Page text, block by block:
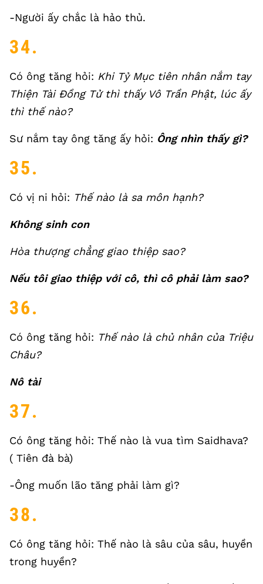
-Người ấy chắc là hảo thủ.
34.
Có ông tăng hỏi: Khi Tỷ Mục tiên nhân nắm tay
Thiện Tài Đồng Tử thì thấy Vô Trần Phật, lúc ấy
thì thế nào?
Sư nắm tay ông tăng ấy hỏi: Ông nhìn thấy gì?
35.
Có vị ni hỏi: Thế nào là sa môn hạnh?
Không sinh con
Hòa thượng chẳng giao thiệp sao?
Nếu tôi giao thiệp với cô, thì cô phải làm sao?
36.
Có ông tăng hỏi: Thế nào là chủ nhân của Triệu
Châu?
Nô tài
37.
Có ông tăng hỏi: Thế nào là vua tìm Saidhava?
( Tiên đà bà)
-Ông muốn lão tăng phải làm gì?
38.
Có ông tăng hỏi: Thế nào là sâu của sâu, huyền
trong huyền?